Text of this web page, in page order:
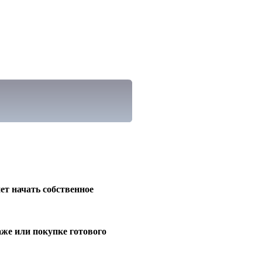
начать собственное
или покупке готового